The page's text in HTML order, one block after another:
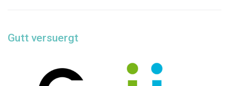
Gutt versuergt